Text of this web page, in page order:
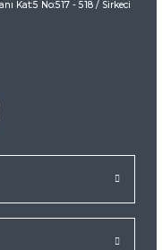
Kat:5 No:517 - 518 / Sirkeci